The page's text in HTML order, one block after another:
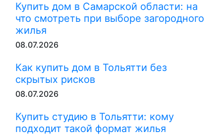
Купить дом в Самарской области: на
что смотреть при выборе загородного
жилья
08.07.2026
Как купить дом в Тольятти без
скрытых рисков
08.07.2026
Купить студию в Тольятти: кому
подходит такой формат жилья